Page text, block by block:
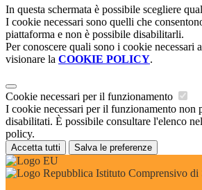
In questa schermata è possibile scegliere
I cookie necessari sono quelli che
piattaforma e non è possibile disabilitarli.
Per conoscere quali sono i cookie necessari
visionare la COOKIE POLICY.
Cookie necessari per il funzionamento
I cookie necessari per il funzionamento non
disabilitati. È possibile consultare l'elenco
policy.
Accetta tutti Salva le preferenze
Istituto Comprensivo di